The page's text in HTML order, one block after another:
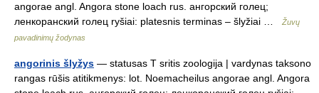
angorae angl. Angora stone loach rus. ангорский голец;
ленкоранский голец ryšiai: platesnis terminas – šlyžiai …
Žuvų
pavadinimų žodynas
angorinis šlyžys — statusas T sritis zoologija | vardynas taksono
rangas rūšis atitikmenys: lot. Noemacheilus angorae angl. Angora